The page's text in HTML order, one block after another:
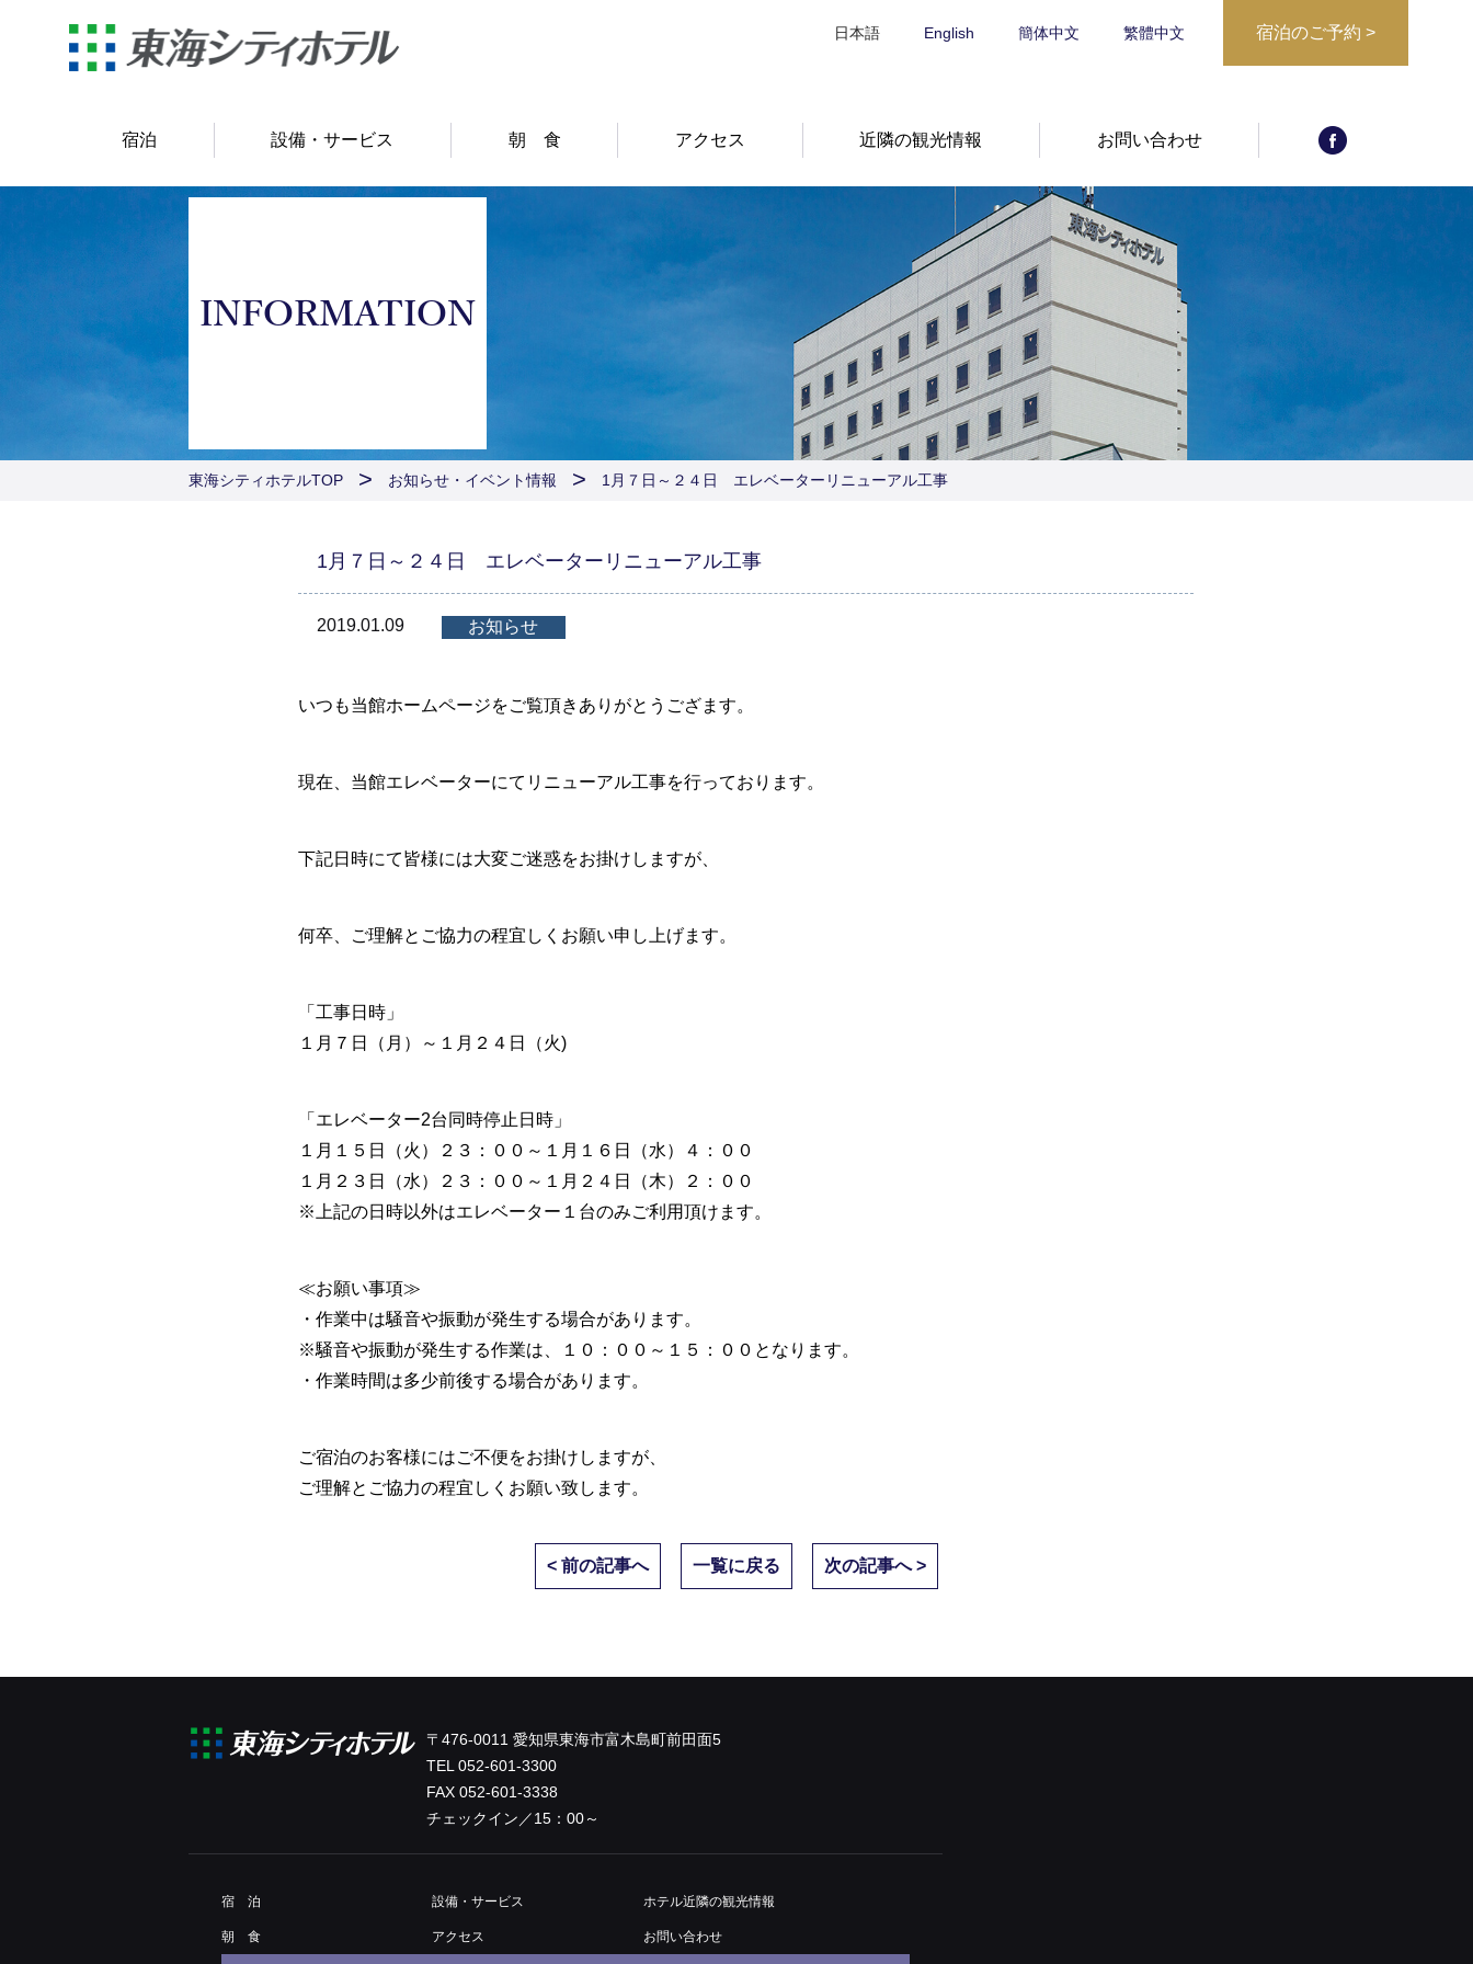
日本語 English 簡体中文 繁體中文 宿泊のご予約 >
約
宿泊プランから
ンセル
宿泊 設備・サービス 朝 食 アクセス 近隣の観光情報 お問い合わせ
INFORMATION
東海シティホテルTOP お知らせ・イベント情報 1月７日～２４日 エレベーターリニューアル工事
1月７日～２４日 エレベーターリニューアル工事
2019.01.09 お知らせ
いつも当館ホームページをご覧頂きありがとうござます。
現在、当館エレベーターにてリニューアル工事を行っております。
下記日時にて皆様には大変ご迷惑をお掛けしますが、
何卒、ご理解とご協力の程宜しくお願い申し上げます。
「工事日時」
１月７日（月）～１月２４日（火)
「エレベーター2台同時停止日時」
１月１５日（火）２３：００～１月１６日（水）４：００
１月２３日（水）２３：００～１月２４日（木）２：００
※上記の日時以外はエレベーター１台のみご利用頂けます。
≪お願い事項≫
・作業中は騒音や振動が発生する場合があります。
※騒音や振動が発生する作業は、１０：００～１５：００となります。
・作業時間は多少前後する場合があります。
ご宿泊のお客様にはご不便をお掛けしますが、
ご理解とご協力の程宜しくお願い致します。
< 前の記事へ 一覧に戻る 次の記事へ >
〒476-0011 愛知県東海市富木島町前田面5
TEL 052-601-3300
FAX 052-601-3338
チェックイン／15：00～
宿 泊 設備・サービス ホテル近隣の観光情報
朝 食 アクセス お問い合わせ